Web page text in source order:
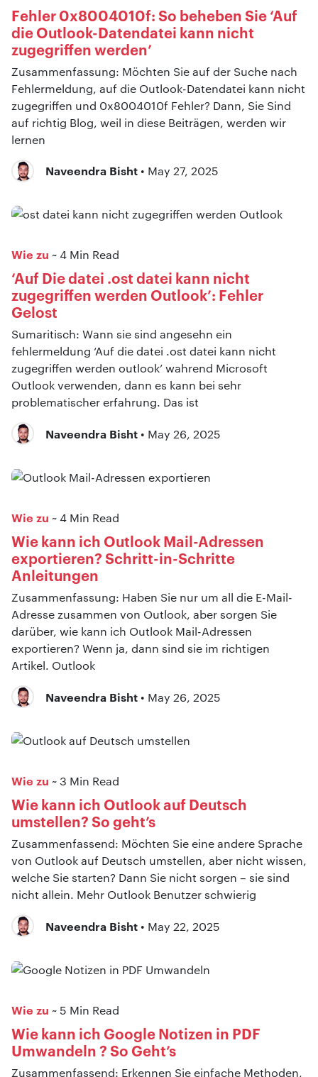
Fehler 0x8004010f: So beheben Sie ‘Auf
die Outlook-Datendatei kann nicht
zugegriffen werden’
Zusammenfassung: Möchten Sie auf der Suche nach
Fehlermeldung, auf die Outlook-Datendatei kann nicht
zugegriffen und 0x8004010f Fehler? Dann, Sie Sind
auf richtig Blog, weil in diese Beiträgen, werden wir
lernen
Naveendra Bisht • May 27, 2025
Wie zu ~ 4 Min Read
‘Auf Die datei .ost datei kann nicht
zugegriffen werden Outlook’: Fehler
Gelost
Sumaritisch: Wann sie sind angesehn ein
fehlermeldung ‘Auf die datei .ost datei kann nicht
zugegriffen werden outlook’ wahrend Microsoft
Outlook verwenden, dann es kann bei sehr
problematischer erfahrung. Das ist
Naveendra Bisht • May 26, 2025
Wie zu ~ 4 Min Read
Wie kann ich Outlook Mail-Adressen
exportieren? Schritt-in-Schritte
Anleitungen
Zusammenfassung: Haben Sie nur um all die E-Mail-
Adresse zusammen von Outlook, aber sorgen Sie
darüber, wie kann ich Outlook Mail-Adressen
exportieren? Wenn ja, dann sind sie im richtigen
Artikel. Outlook
Naveendra Bisht • May 26, 2025
Wie zu ~ 3 Min Read
Wie kann ich Outlook auf Deutsch
umstellen? So geht’s
Zusammenfassend: Möchten Sie eine andere Sprache
von Outlook auf Deutsch umstellen, aber nicht wissen,
welche Sie starten? Dann Sie nicht sorgen – sie sind
nicht allein. Mehr Outlook Benutzer schwierig
Naveendra Bisht • May 22, 2025
Wie zu ~ 5 Min Read
Wie kann ich Google Notizen in PDF
Umwandeln ? So Geht’s
Zusammenfassend: Erkennen Sie einfache Methoden,